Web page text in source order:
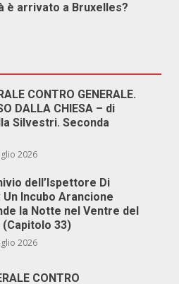
è arrivato a Bruxelles?
CONTRO GENERALE.
DALLA CHIESA – di
Silvestri. Seconda
2026
dell’Ispettore Di
Un Incubo Arancione
la Notte nel Ventre del
33)
2026
CONTRO